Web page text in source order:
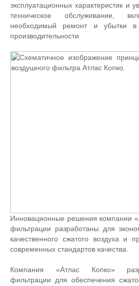
эксплуатационных характеристик и
техническое обслуживание,
необходимый ремонт и убытки в
производительности.
Инновационные решения компании
фильтрации разработаны для
качественного сжатого воздуха и
современных стандартов качества.
Компания «Атлас Копко»
фильтрации для обеспечения